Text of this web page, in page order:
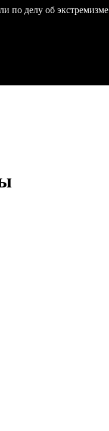
по делу об экстремизме